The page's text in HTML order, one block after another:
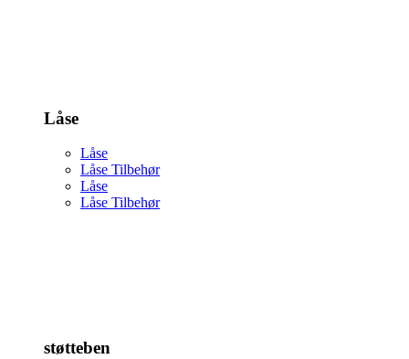
Låse
Låse
Låse Tilbehør
Låse
Låse Tilbehør
støtteben